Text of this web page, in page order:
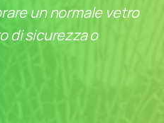
un normale vetro
di sicurezza o